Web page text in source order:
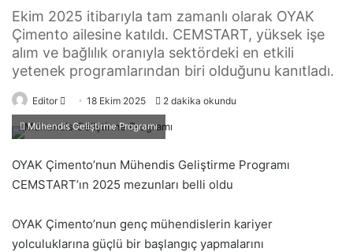
Ekim 2025 itibarıyla tam zamanlı olarak OYAK
Çimento ailesine katıldı. CEMSTART, yüksek işe
alım ve bağlılık oranıyla sektördeki en etkili
yetenek programlarından biri olduğunu kanıtladı.
Editor
i
r
18 Ekim 2025 2 dakika okundu
Mühendis Geliştirme Programı
OYAK Çimento’nun Mühendis Geliştirme Programı
CEMSTART’ın 2025 mezunları belli oldu
OYAK Çimento’nun genç mühendislerin kariyer
yolculuklarına güçlü bir başlangıç yapmalarını